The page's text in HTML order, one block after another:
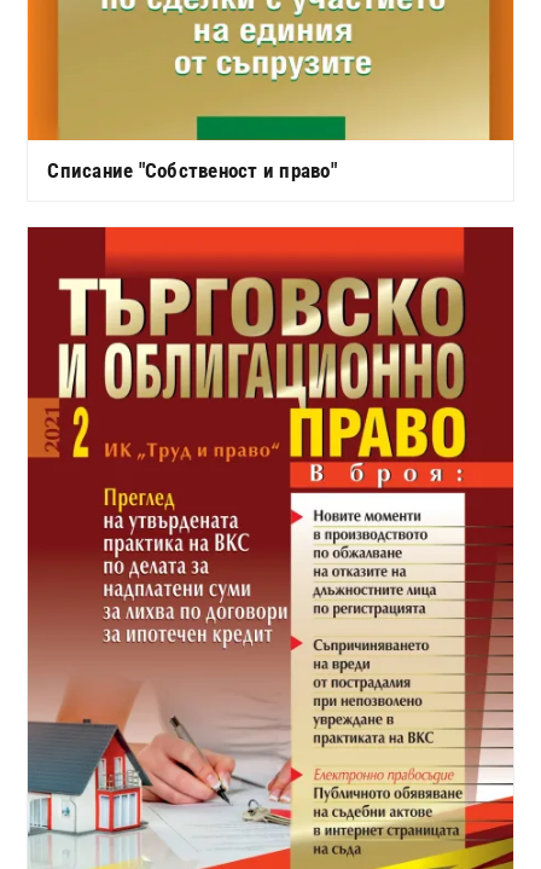
Списание "Собственост и право"